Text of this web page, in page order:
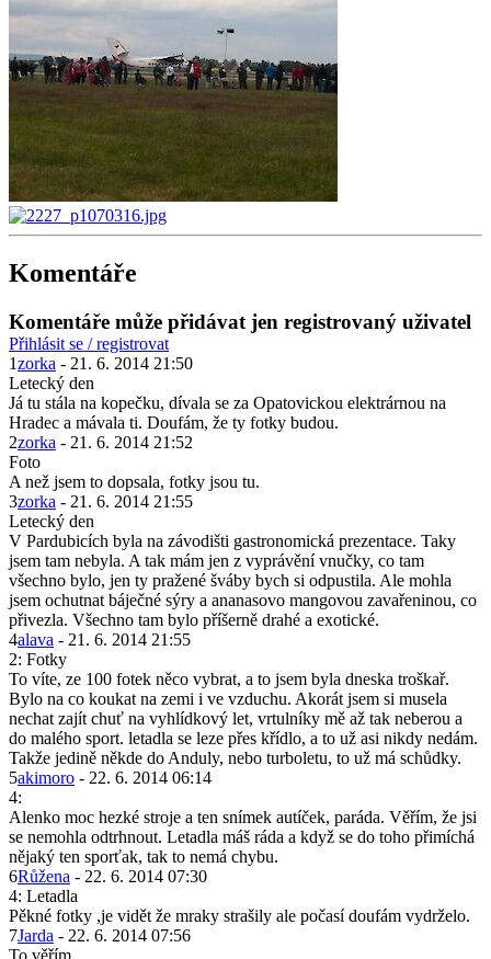
Komentáře
Komentáře může přidávat jen registrovaný uživatel
Přihlásit se / registrovat
1zorka - 21. 6. 2014 21:50
Letecký den
Já tu stála na kopečku, dívala se za Opatovickou elektrárnou na
Hradec a mávala ti. Doufám, že ty fotky budou.
2zorka - 21. 6. 2014 21:52
Foto
A než jsem to dopsala, fotky jsou tu.
3zorka - 21. 6. 2014 21:55
Letecký den
V Pardubicích byla na závodišti gastronomická prezentace. Taky
jsem tam nebyla. A tak mám jen z vyprávění vnučky, co tam
všechno bylo, jen ty pražené šváby bych si odpustila. Ale mohla
jsem ochutnat báječné sýry a ananasovo mangovou zavařeninou, co
přivezla. Všechno tam bylo příšerně drahé a exotické.
4alava - 21. 6. 2014 21:55
2: Fotky
To víte, ze 100 fotek něco vybrat, a to jsem byla dneska troškař.
Bylo na co koukat na zemi i ve vzduchu. Akorát jsem si musela
nechat zajít chuť na vyhlídkový let, vrtulníky mě až tak neberou a
do malého sport. letadla se leze přes křídlo, a to už asi nikdy nedám.
Takže jedině někde do Anduly, nebo turboletu, to už má schůdky.
5akimoro - 22. 6. 2014 06:14
4:
Alenko moc hezké stroje a ten snímek autíček, paráda. Věřím, že jsi
se nemohla odtrhnout. Letadla máš ráda a když se do toho přimíchá
nějaký ten sporťak, tak to nemá chybu.
6Růžena - 22. 6. 2014 07:30
4: Letadla
Pěkné fotky ,je vidět že mraky strašily ale počasí doufám vydrželo.
7Jarda - 22. 6. 2014 07:56
To věřím,